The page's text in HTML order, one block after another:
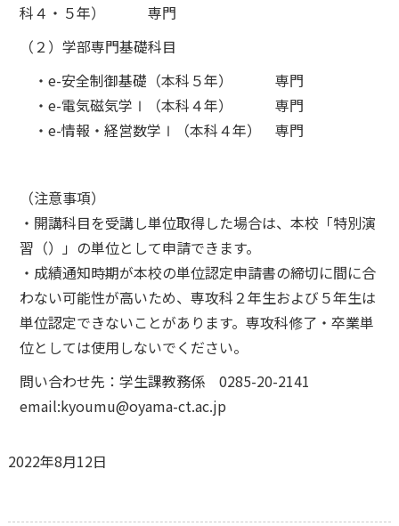
科４・５年） 専門
（２）学部専門基礎科目
・e-安全制御基礎（本科５年） 専門
・e-電気磁気学Ⅰ（本科４年） 専門
・e-情報・経営数学Ⅰ（本科４年） 専門
（注意事項）
・開講科目を受講し単位取得した場合は、本校「特別演
習（）」の単位として申請できます。
・成績通知時期が本校の単位認定申請書の締切に間に合
わない可能性が高いため、専攻科２年生および５年生は
単位認定できないことがあります。専攻科修了・卒業単
位としては使用しないでください。
問い合わせ先：学生課教務係 0285-20-2141
email:kyoumu@oyama-ct.ac.jp
2022年8月12日